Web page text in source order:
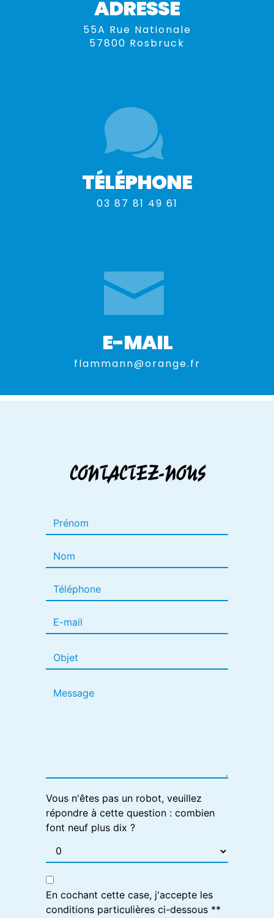
ADRESSE
55A Rue Nationale
57800 Rosbruck
TÉLÉPHONE
03 87 81 49 61
E-MAIL
flammann@orange.fr
CONTACTEZ-NOUS
Vous n'êtes pas un robot, veuillez
répondre à cette question : combien
font neuf plus dix ?
En cochant cette case, j'accepte les
conditions particulières ci-dessous **